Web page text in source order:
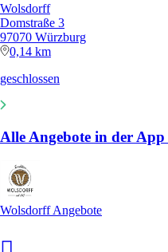
Wolsdorff
Domstraße 3
97070 Würzburg
0,14 km
geschlossen
Alle Angebote in der App
Wolsdorff Angebote